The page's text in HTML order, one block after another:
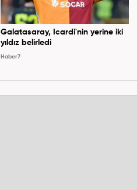
Galatasaray, Icardi'nin yerine iki
yıldız belirledi
Haber7